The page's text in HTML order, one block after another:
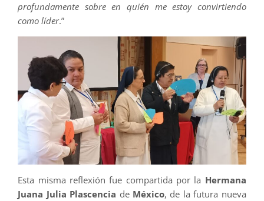
profundamente sobre en quién me estoy convirtiendo
como líder.”
Esta misma reflexión fue compartida por la Hermana
Juana Julia Plascencia de México, de la futura nueva